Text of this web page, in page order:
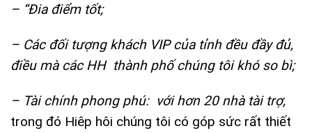
– “Đia điểm tốt;
– Các đối tượng khách VIP của tỉnh đều đầy đủ,
điều mà các HH thành phố chúng tôi khó so bì;
– Tài chính phong phú: với hơn 20 nhà tài trợ,
trong đó Hiêp hôi chúng tôi có góp sức rất thiết